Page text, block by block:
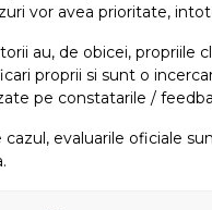
vor avea prioritate,
au, de obicei, propriile
proprii si sunt o
pe constatarile /
cazul, evaluarile oficiale